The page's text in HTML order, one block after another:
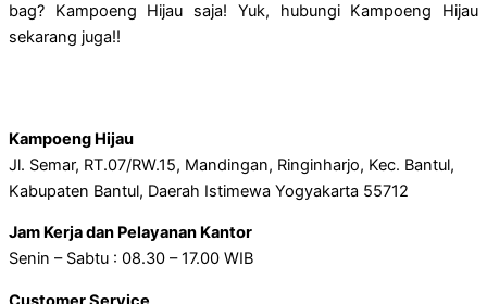
bag? Kampoeng Hijau saja! Yuk, hubungi Kampoeng Hijau
sekarang juga!!
Kampoeng Hijau
Jl. Semar, RT.07/RW.15, Mandingan, Ringinharjo, Kec. Bantul,
Kabupaten Bantul, Daerah Istimewa Yogyakarta 55712
Jam Kerja dan Pelayanan Kantor
Senin – Sabtu : 08.30 – 17.00 WIB